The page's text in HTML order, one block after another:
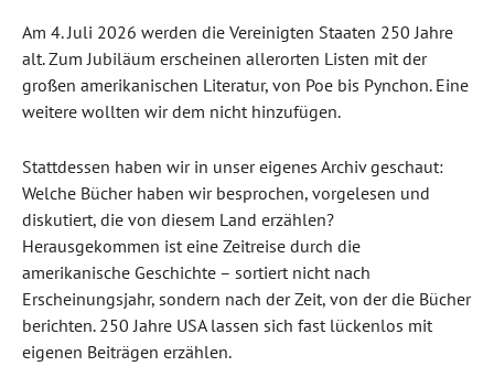
Am 4. Juli 2026 werden die Vereinigten Staaten 250 Jahre
alt. Zum Jubiläum erscheinen allerorten Listen mit der
großen amerikanischen Literatur, von Poe bis Pynchon. Eine
weitere wollten wir dem nicht hinzufügen.
Stattdessen haben wir in unser eigenes Archiv geschaut:
Welche Bücher haben wir besprochen, vorgelesen und
diskutiert, die von diesem Land erzählen?
Herausgekommen ist eine Zeitreise durch die
amerikanische Geschichte – sortiert nicht nach
Erscheinungsjahr, sondern nach der Zeit, von der die Bücher
berichten. 250 Jahre USA lassen sich fast lückenlos mit
eigenen Beiträgen erzählen.